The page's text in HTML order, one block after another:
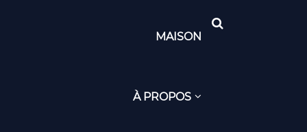
MAISON
À PROPOS